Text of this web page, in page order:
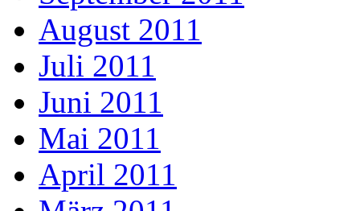
August 2011
Juli 2011
Juni 2011
Mai 2011
April 2011